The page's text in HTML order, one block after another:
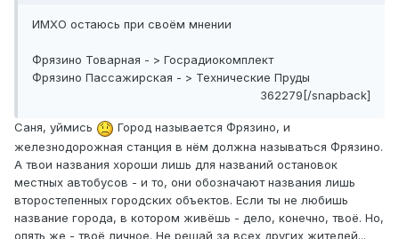
ИМХО остаюсь при своём мнении
Фрязино Товарная - > Госрадиокомплект
Фрязино Пассажирская - > Технические Пруды
362279[/snapback]
Саня, уймись
Город называется Фрязино, и
железнодорожная станция в нём должна называться Фрязино.
А твои названия хороши лишь для названий остановок
местных автобусов - и то, они обозначают названия лишь
второстепенных городских объектов. Если ты не любишь
название города, в котором живёшь - дело, конечно, твоё. Но,
опять же - твоё личное. Не решай за всех других жителей...